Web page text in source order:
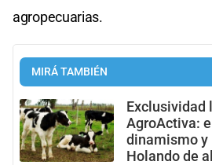
agropecuarias.
MIRÁ TAMBIÉN
Exclusividad
AgroActiva:
dinamismo y
Holando de